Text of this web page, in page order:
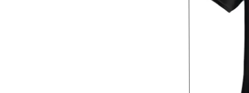
Roller Kalemler